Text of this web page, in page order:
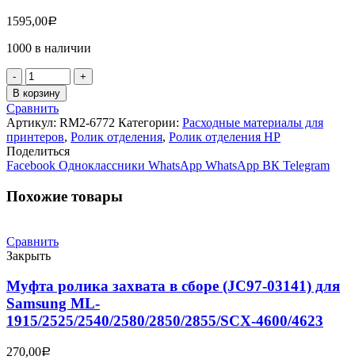
1595,00Р
1000 в наличии
Количество
товара
Ролик
отделения
в
сборе
(лотки
2,3,4)
LJ
6772)
В корзину
Сравнить
Артикул: RM2-6772 Категории: Расходные материалы для
принтеров, Ролик отделения, Ролик отделения HP
Поделиться
Facebook Одноклассники WhatsApp WhatsApp ВК Telegram
Похожие товары
Сравнить
Закрыть
Муфта ролика захвата в сборе (JC97-03141) для
Samsung ML-
1915/2525/2540/2580/2850/2855/SCX-4600/4623
270,00Р